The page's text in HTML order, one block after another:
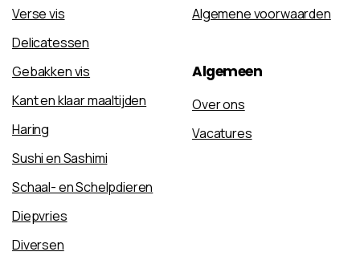
Verse vis
Delicatessen
Gebakken vis
Kant en klaar maaltijden
Haring
Sushi en Sashimi
Schaal- en Schelpdieren
Diepvries
Diversen
Algemene voorwaarden
Algemeen
Over ons
Vacatures